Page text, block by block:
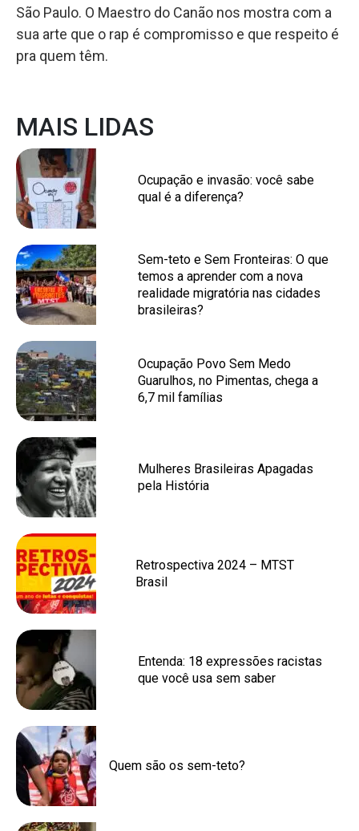
São Paulo. O Maestro do Canão nos mostra com a
sua arte que o rap é compromisso e que respeito é
pra quem têm.
MAIS LIDAS
Ocupação e invasão: você sabe
qual é a diferença?
Sem-teto e Sem Fronteiras: O que
temos a aprender com a nova
realidade migratória nas cidades
brasileiras?
Ocupação Povo Sem Medo
Guarulhos, no Pimentas, chega a
6,7 mil famílias
Mulheres Brasileiras Apagadas
pela História
Retrospectiva 2024 – MTST
Brasil
Entenda: 18 expressões racistas
que você usa sem saber
Quem são os sem-teto?